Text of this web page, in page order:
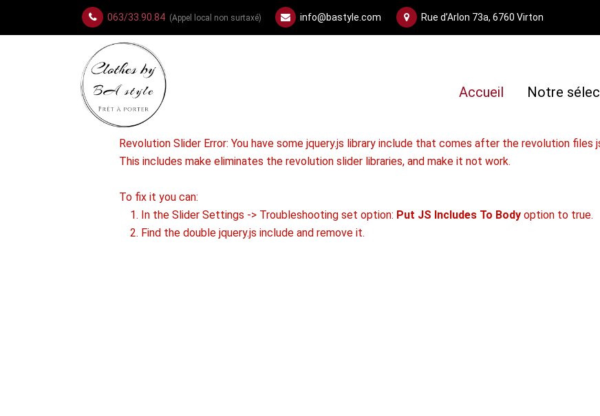
063/33.90.84 (Appel local non surtaxé) info@bastyle.com Rue d’Arlon 73a, 6760 Virton
Accueil Notre
Revolution Slider Error: You have some jquery.js library include that comes after the revolution files
This includes make eliminates the revolution slider libraries, and make it not work.
To fix it you can:
1. In the Slider Settings -> Troubleshooting set option: Put JS Includes To Bodyoption to true.
2. Find the double jquery.js include and remove it.